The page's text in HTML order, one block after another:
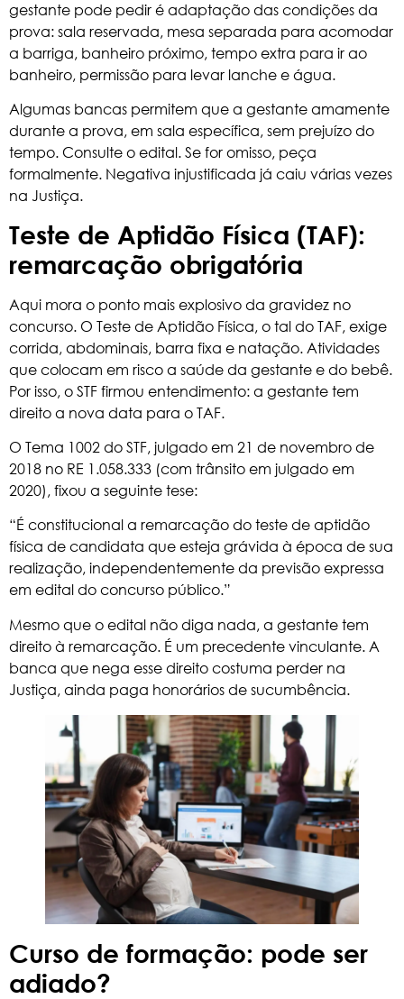
gestante pode pedir é adaptação das condições da
prova: sala reservada, mesa separada para acomodar
a barriga, banheiro próximo, tempo extra para ir ao
banheiro, permissão para levar lanche e água.
Algumas bancas permitem que a gestante amamente
durante a prova, em sala específica, sem prejuízo do
tempo. Consulte o edital. Se for omisso, peça
formalmente. Negativa injustificada já caiu várias vezes
na Justiça.
Teste de Aptidão Física (TAF):
remarcação obrigatória
Aqui mora o ponto mais explosivo da gravidez no
concurso. O Teste de Aptidão Física, o tal do TAF, exige
corrida, abdominais, barra fixa e natação. Atividades
que colocam em risco a saúde da gestante e do bebê.
Por isso, o STF firmou entendimento: a gestante tem
direito a nova data para o TAF.
O Tema 1002 do STF, julgado em 21 de novembro de
2018 no RE 1.058.333 (com trânsito em julgado em
2020), fixou a seguinte tese:
“É constitucional a remarcação do teste de aptidão
física de candidata que esteja grávida à época de sua
realização, independentemente da previsão expressa
em edital do concurso público.”
Mesmo que o edital não diga nada, a gestante tem
direito à remarcação. É um precedente vinculante. A
banca que nega esse direito costuma perder na
Justiça, ainda paga honorários de sucumbência.
Curso de formação: pode ser
adiado?